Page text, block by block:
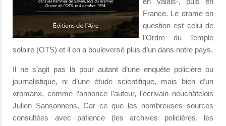
France. Le drame en
question est celui de
l’Ordre du Temple
solaire (OTS) et il en a bouleversé plus d’un dans notre pays.
Il ne s’agit pas là pour autant d’une enquête policière ou
journalistique, ni d’une étude scientifique, mais bien d’un
«roman», comme l’annonce l’auteur, l’écrivain neuchâtelois
Julien Sansonnens. Car ce que les nombreuses sources
consultées avec patience (les archives policières, les